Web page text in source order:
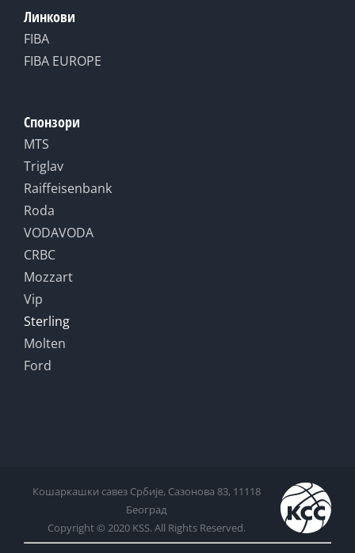
Линкови
FIBA
FIBA EUROPE
Спонзори
MTS
Triglav
Raiffeisenbank
Roda
VODAVODA
CRBC
Mozzart
Vip
Sterling
Molten
Ford
Кошаркашки савез Србије, Сазонова 83, 11118
Београд
Copyright © 2020 KSS. All Rights Reserved.